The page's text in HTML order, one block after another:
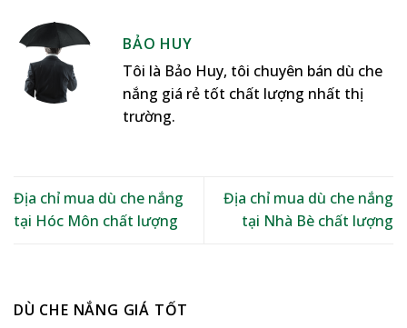
BẢO HUY
Tôi là Bảo Huy, tôi chuyên bán dù che
nắng giá rẻ tốt chất lượng nhất thị
trường.
Địa chỉ mua dù che nắng
tại Hóc Môn chất lượng
Địa chỉ mua dù che nắng
tại Nhà Bè chất lượng
DÙ CHE NẮNG GIÁ TỐT